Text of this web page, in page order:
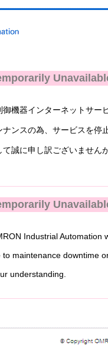
機器インターネットサー
ンスの為、サービスを停
誠に申し訳ございません
Industrial Automation
maintenance downtime
understanding.